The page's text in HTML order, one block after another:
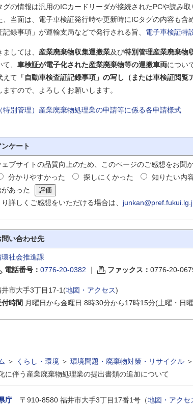
グの情報は汎用のICカードリーダが接続されたPCや読み
、当面は、電子車検証発行時や更新時にICタグの内容も
記録事項」が運輸支局などで発行される旨、 電子車検証特
ましては、 産業廃棄物収集運搬業及び特別管理産業廃棄物
、 車検証が電子化された産業廃棄物等の運搬車両につい
えて 「自動車検査証記録事項」の写し（または車検証閲覧
ますので、よろしくお願いします。
（特別管理）産業廃棄物処理業の申請等に係る各申請様式
ンケート
ェブサイトの品質向上のため、このページのご感想をお聞か
分かりやすかった
探しにくかった 知りたい内
があった
り詳しくご感想をいただける場合は、
問い合わせ先
環社会推進課
電話番号： 0776-20-0382 ｜ ファックス： 0776-20-
井市大手3丁目17-1(地図・アクセス)
時間 月曜日から金曜日 8時30分から17時15分(土曜・日
＞ くらし・環境 ＞ 環境問題・廃棄物対策・リサイクル ＞
に伴う産業廃棄物処理業の提出書類の追加について
庁 〒910-8580 福井市大手3丁目17番1号（地図・アクセ